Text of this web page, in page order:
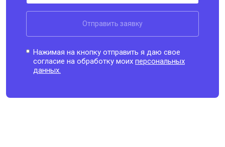
Отправить заявку
Нажимая на кнопку отправить я даю свое
согласие на обработку моихперсональных
данных.